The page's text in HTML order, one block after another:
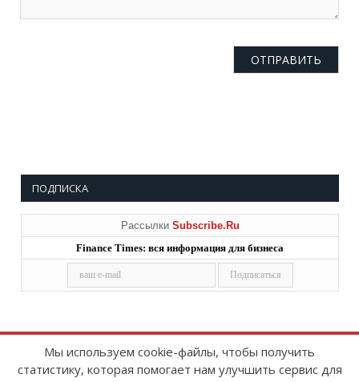
ПОДПИСКА
Рассылки Subscribe.Ru
Finance Times: вся информация для бизнеса
Copyright © 2008-2026FinanceTimes
Мы используем cookie-файлы, чтобы получить
статистику, которая помогает нам улучшить сервис для